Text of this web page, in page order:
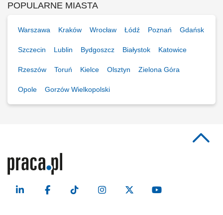
POPULARNE MIASTA
Warszawa Kraków Wrocław Łódź Poznań Gdańsk
Szczecin Lublin Bydgoszcz Białystok Katowice
Rzeszów Toruń Kielce Olsztyn Zielona Góra
Opole Gorzów Wielkopolski